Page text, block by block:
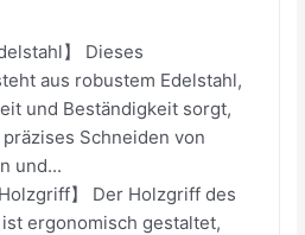
】 Dieses
aus robustem Edelstahl,
und Beständigkeit sorgt,
Schneiden von
und...
】 Der Holzgriff des
ergonomisch gestaltet,